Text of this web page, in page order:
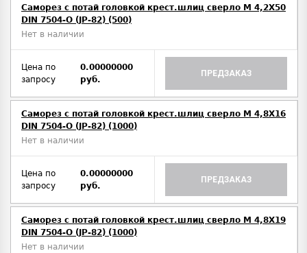
Саморез с потай головкой крест.шлиц сверло М 4,2Х50
DIN 7504-O (JP-82) (500)
Нет в наличии
Цена по
запросу
0.00000000
руб.
ПРЕДЗАКАЗ
Саморез с потай головкой крест.шлиц сверло М 4,8Х16
DIN 7504-O (JP-82) (1000)
Нет в наличии
Цена по
запросу
0.00000000
руб.
ПРЕДЗАКАЗ
Саморез с потай головкой крест.шлиц сверло М 4,8Х19
DIN 7504-O (JP-82) (1000)
Нет в наличии